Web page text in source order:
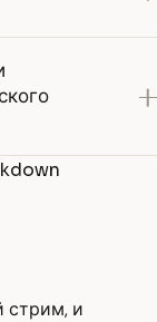
стрим, и